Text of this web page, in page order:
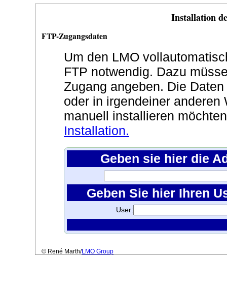
Installation
FTP-Zugangsdaten
Um den LMO
FTP notwendig. Dazu
Zugang angeben. Die
oder in irgendeiner
manuell installieren
Installation.
Geben sie hier die
Geben Sie hier Ihren
User:
© René Marth/LMO Group